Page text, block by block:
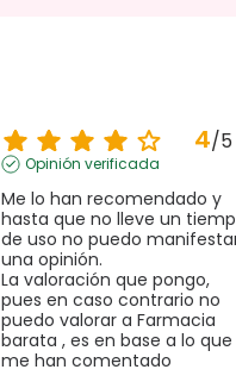
4/5
Opinión verificada
Me lo han recomendado y
hasta que no lleve un
de uso no puedo
una opinión.
La valoración que pongo,
pues en caso contrario no
puedo valorar a Farmacia
barata , es en base a lo que
me han comentado